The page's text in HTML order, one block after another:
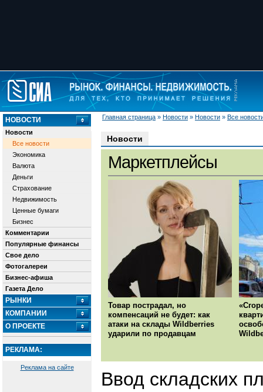
Главная страница » Новости » Новости » Все
НОВОСТИ
Новости
Все новости
Экономика
Валюта
Деньги
Страхование
Недвижимость
Ценные бумаги
Бизнес
Комментарии
Популярные финансы
Свое дело
Фотогалереи
Бизнес-афиша
Газета Дело
РЫНКИ
КОМПАНИИ
О ПРОЕКТЕ
РЕКЛАМА:
Реклама на сайте
Новости
Маркетплейсы
Товар пострадал, но
компенсаций не будет: как
атаки на склады Wildberries
ударили по продавцам
Ввод складских